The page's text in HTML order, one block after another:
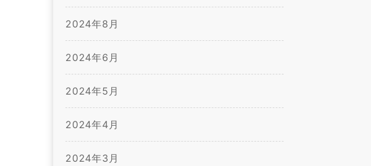
2024年8月
2024年6月
2024年5月
2024年4月
2024年3月